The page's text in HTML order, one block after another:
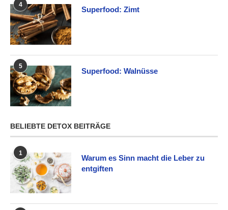
4
Superfood: Zimt
5
Superfood: Walnüsse
BELIEBTE DETOX BEITRÄGE
1
Warum es Sinn macht die Leber zu
entgiften